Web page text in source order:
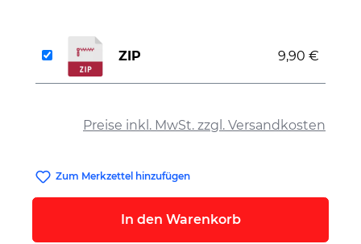
Preise inkl. MwSt. zzgl. Versandkosten
ZIP 9,90 €
Zum Merkzettel hinzufügen
In den Warenkorb